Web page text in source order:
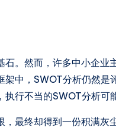
。然而，许多中小企业
中，SWOT分析仍然
行不当的SWOT分析可
最终却得到一份积满